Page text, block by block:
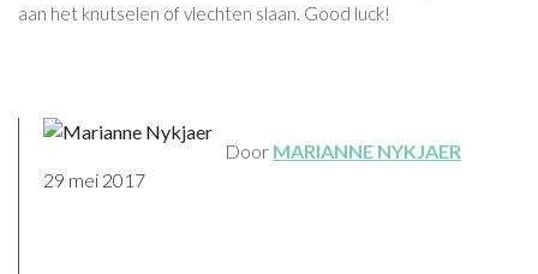
aan het knutselen of vlechten slaan. Good luck!
Door MARIANNE NYKJAER
29 mei 2017